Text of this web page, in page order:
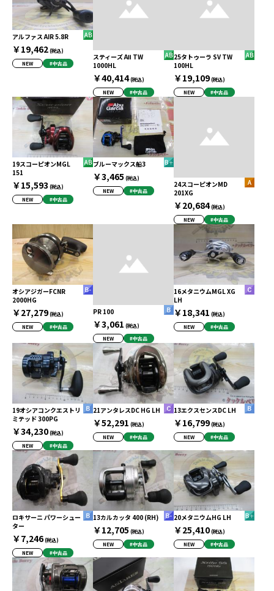
アルファス AIR 5.8R
￥19,462(税込)
NEW
#中古品
スティーズ AⅡ TW
1000HL
￥40,414(税込)
NEW
#中古品
25タトゥーラ SV TW
100HL
￥19,109(税込)
NEW
#中古品
19スコーピオンMGL
151
￥15,593 (税込)
NEW
#中古品
ブルーマックス船3
￥3,465 (税込)
NEW
#中古品
24スコーピオンMD
201XG
￥20,684(税込)
NEW
#中古品
オシアジガーFCNR
2000HG
￥27,279(税込)
NEW
#中古品
PR 100
￥3,061 (税込)
NEW
#中古品
16メタニウムMGL XG
LH
￥18,341 (税込)
NEW
#中古品
19オシアコンクエストリ
ミテッド 300PG
￥34,230(税込)
NEW
#中古品
21アンタレスDC HG LH
￥52,291 (税込)
NEW
#中古品
13エクスセンスDC LH
￥16,799(税込)
NEW
#中古品
ロキサーニ パワーシュー
ター
￥7,246(税込)
NEW
#中古品
13カルカッタ 400 (RH)
￥12,705 (税込)
NEW
#中古品
20メタニウムHG LH
￥25,410(税込)
NEW
#中古品